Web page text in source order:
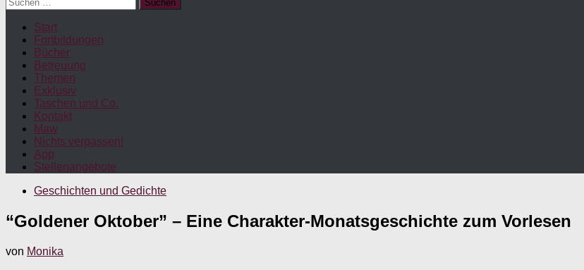
nach:
Start
Fortbildungen
Bücher
Betreuung
Themen
Exklusiv
Taschen und Co.
Kontakt
Maw
Nichts verpassen!
App
Stellenangebote
Geschichten und Gedichte
“Goldener Oktober” – Eine Charakter-Monatsgeschichte zum Vorlesen
von Monika